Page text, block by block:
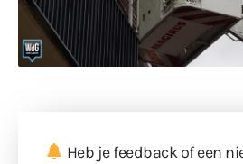
Heb je feedback of een